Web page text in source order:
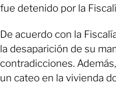
fue detenido por la
De acuerdo con la
la desaparición de su
contradicciones.
un cateo en la vivienda